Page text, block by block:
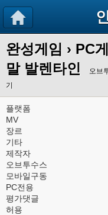
완성게임 › PC
말 발렌타인
오브
기
플랫폼
MV
장르
기타
제작자
오브투수스
모바일구동
PC전용
평가댓글
허용